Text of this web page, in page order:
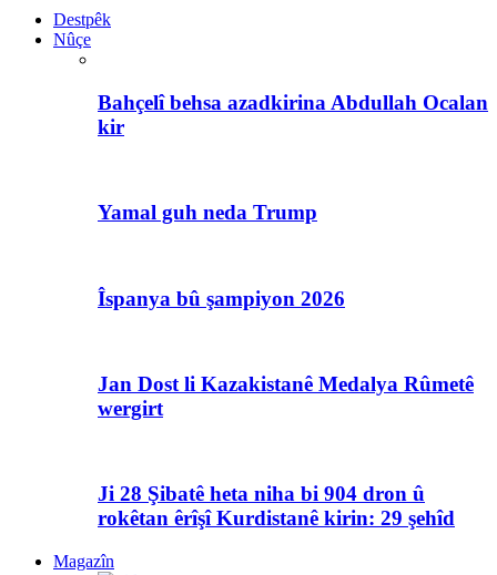
Destpêk
Nûçe
Bahçelî behsa azadkirina Abdullah Ocalan
kir
Yamal guh neda Trump
Îspanya bû şampiyon 2026
Jan Dost li Kazakistanê Medalya Rûmetê
wergirt
Ji 28 Şibatê heta niha bi 904 dron û
rokêtan êrîşî Kurdistanê kirin: 29 şehîd
Magazîn